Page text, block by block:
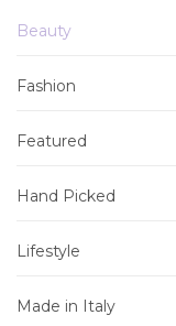
Beauty
Fashion
Featured
Hand Picked
Lifestyle
Made in Italy